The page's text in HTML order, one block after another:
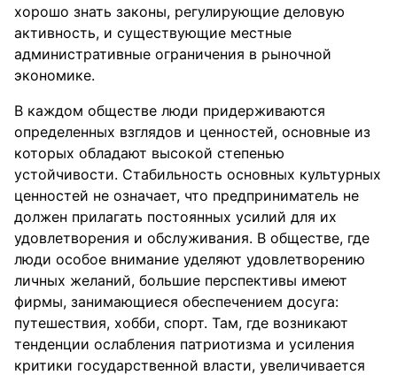
хорошо знать законы, регулирующие деловую
активность, и существующие местные
административные ограничения в рыночной
экономике.
В каждом обществе люди придерживаются
определенных взглядов и ценностей, основные из
которых обладают высокой степенью
устойчивости. Стабильность основных культурных
ценностей не означает, что предприниматель не
должен прилагать постоянных усилий для их
удовлетворения и обслуживания. В обществе, где
люди особое внимание уделяют удовлетворению
личных желаний, большие перспективы имеют
фирмы, занимающиеся обеспечением досуга:
путешествия, хобби, спорт. Там, где возникают
тенденции ослабления патриотизма и усиления
критики государственной власти, увеличивается